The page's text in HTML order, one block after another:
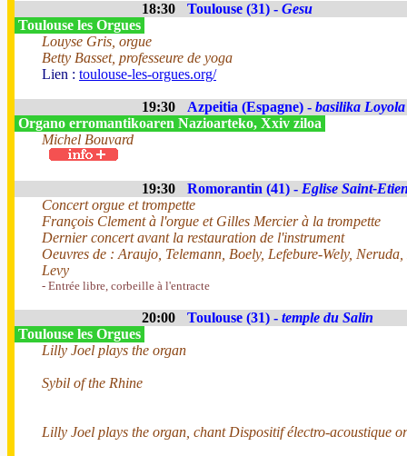
18:30 Toulouse (31) - Gesu
Toulouse les Orgues
Louyse Gris, orgue
Betty Basset, professeure de yoga
Lien : toulouse-les-orgues.org/
19:30 Azpeitia (Espagne) - basilika Loyola
Organo erromantikoaren Nazioarteko, Xxiv ziloa
Michel Bouvard
19:30 Romorantin (41) - Eglise Saint-
Concert orgue et trompette
François Clement à l'orgue et Gilles Mercier à la trompette
Dernier concert avant la restauration de l'instrument
Oeuvres de : Araujo, Telemann, Boely, Lefebure-Wely,
Levy
- Entrée libre, corbeille à l'entracte
20:00 Toulouse (31) - temple du Salin
Toulouse les Orgues
Lilly Joel plays the organ
Sybil of the Rhine
Lilly Joel plays the organ, chant Dispositif électro-acoustique